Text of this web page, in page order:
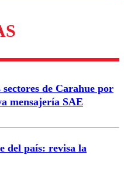
para garantizar un
de Carahue por
mensajería SAE
del país: revisa la